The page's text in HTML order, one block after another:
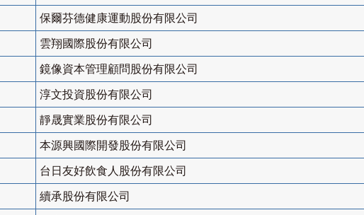
保爾芬德健康運動股份有限公司
雲翔國際股份有限公司
鏡像資本管理顧問股份有限公司
淳文投資股份有限公司
靜晟實業股份有限公司
本源興國際開發股份有限公司
台日友好飲食人股份有限公司
續承股份有限公司